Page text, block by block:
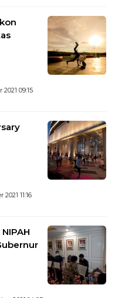
2021 09:15
2021 11:16